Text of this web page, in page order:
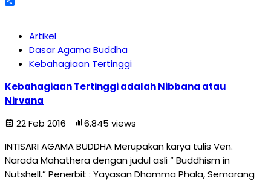
Artikel
Dasar Agama Buddha
Kebahagiaan Tertinggi
Kebahagiaan Tertinggi adalah Nibbana atau
Nirvana
22 Feb 2016
6.845 views
INTISARI AGAMA BUDDHA Merupakan karya tulis Ven.
Narada Mahathera dengan judul asli “ Buddhism in
Nutshell.” Penerbit : Yayasan Dhamma Phala, Semarang